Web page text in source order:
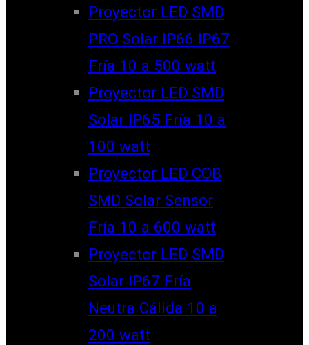
Proyector LED SMD
PRO Solar IP66 IP67
Fría 10 a 500 watt
Proyector LED SMD
Solar IP65 Fría 10 a
100 watt
Proyector LED COB
SMD Solar Sensor
Fría 10 a 600 watt
Proyector LED SMD
Solar IP67 Fría
Neutra Cálida 10 a
200 watt